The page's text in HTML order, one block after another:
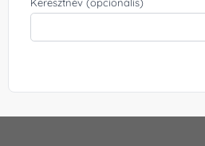
Keresztnév (opcionális)